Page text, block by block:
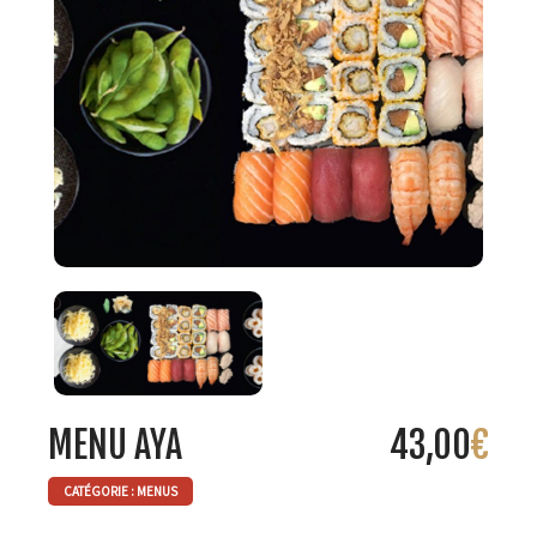
MENU AYA 43,00€
CATÉGORIE : MENUS